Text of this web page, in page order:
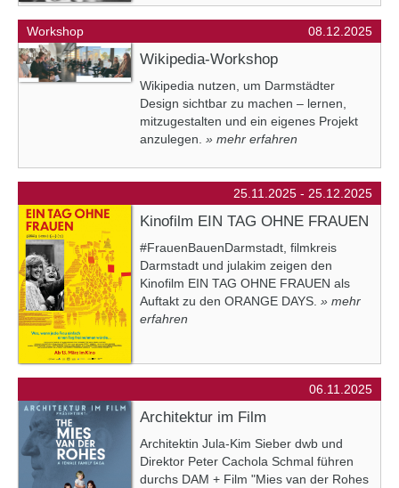
Workshop 08.12.2025
Wikipedia-Workshop
Wikipedia nutzen, um Darmstädter
Design sichtbar zu machen – lernen,
mitzugestalten und ein eigenes Projekt
anzulegen. » mehr erfahren
25.11.2025 - 25.12.2025
Kinofilm EIN TAG OHNE FRAUEN
#FrauenBauenDarmstadt, filmkreis
Darmstadt und julakim zeigen den
Kinofilm EIN TAG OHNE FRAUEN als
Auftakt zu den ORANGE DAYS. » mehr
erfahren
06.11.2025
Architektur im Film
Architektin Jula-Kim Sieber dwb und
Direktor Peter Cachola Schmal führen
durchs DAM + Film "Mies van der Rohes